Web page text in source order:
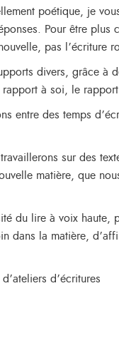
poétique, je
Pour être plus
pas l’écriture
divers, grâce à
à soi, le
entre des temps
sur des
matière, que
du lire à voix haute,
dans la matière,
d’écritures